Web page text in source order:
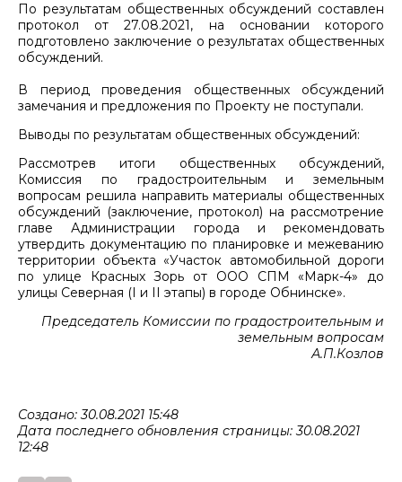
По результатам общественных обсуждений составлен
протокол от 27.08.2021, на основании которого
подготовлено заключение о результатах общественных
обсуждений.
В период проведения общественных обсуждений
замечания и предложения по Проекту не поступали.
Выводы по результатам общественных обсуждений:
Рассмотрев итоги общественных обсуждений,
Комиссия по градостроительным и земельным
вопросам решила направить материалы общественных
обсуждений (заключение, протокол) на рассмотрение
главе Администрации города и рекомендовать
утвердить документацию по планировке и межеванию
территории объекта «Участок автомобильной дороги
по улице Красных Зорь от ООО СПМ «Марк-4» до
улицы Северная (I и II этапы) в городе Обнинске».
Председатель Комиссии по градостроительным и
земельным вопросам
А.П.Козлов
Создано: 30.08.2021 15:48
Дата последнего обновления страницы: 30.08.2021
12:48